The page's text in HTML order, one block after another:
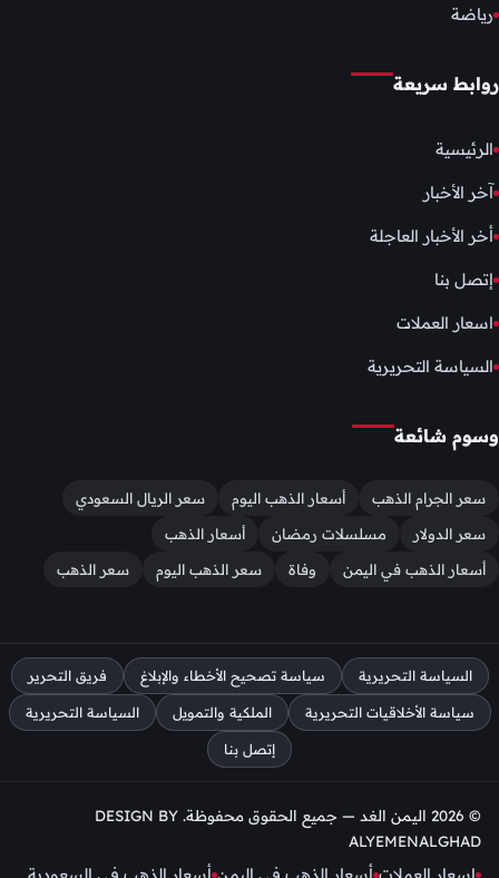
رياضة
روابط سريعة
الرئيسية
آخر الأخبار
أخر الأخبار العاجلة
إتصل بنا
اسعار العملات
السياسة التحريرية
وسوم شائعة
سعر الجرام الذهب أسعار الذهب اليوم
سعر الريال السعودي
سعر الدولار
مسلسلات رمضان
أسعار الذهب
أسعار الذهب في اليمن
وفاة سعر الذهب اليوم سعر الذهب
السياسة التحريرية سياسة تصحيح الأخطاء والإبلاغ فريق التحرير
سياسة الأخلاقيات التحريرية الملكية والتمويل السياسة التحريرية
إتصل بنا
© 2026 اليمن الغد — جميع الحقوق محفوظة. DESIGN BY
ALYEMENALGHAD